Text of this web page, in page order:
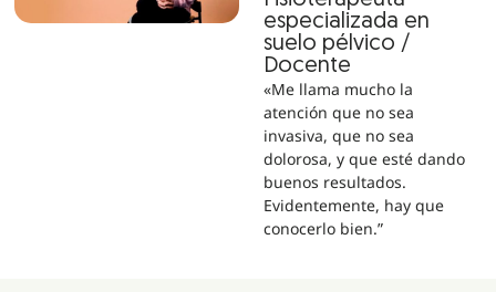
especializada en
suelo pélvico /
Docente
«Me llama mucho la
atención que no sea
invasiva, que no sea
dolorosa, y que esté dando
buenos resultados.
Evidentemente, hay que
conocerlo bien.”